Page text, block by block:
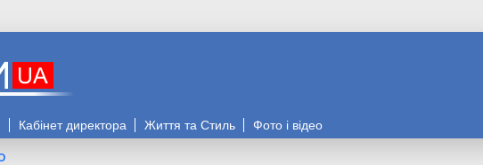
Кабінет директора Життя та Стиль Фото і відео